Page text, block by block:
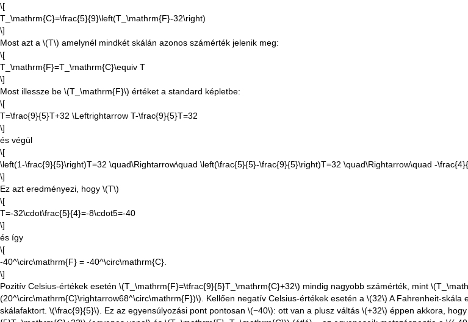
\[
T_\mathrm{C}=\frac{5}{9}\left(T_\mathrm{F}-32\right)
\]
Most azt a \(T\) amelynél mindkét skálán azonos számérték jelenik meg:
\[
T_\mathrm{F}=T_\mathrm{C}\equiv T
\]
Most illessze be \(T_\mathrm{F}\) értéket a standard képletbe:
\[
T=\frac{9}{5}T+32 \Leftrightarrow T-\frac{9}{5}T=32
\]
és végül
\[
\left(1-\frac{9}{5}\right)T=32 \quad\Rightarrow\quad \left(\frac{5}{5}-\frac{9}{5}\right)T=32 \quad\Rightarrow\quad -
\]
Ez azt eredményezi, hogy \(T\)
\[
T=-32\cdot\frac{5}{4}=-8\cdot5=-40
\]
és így
\[
-40^\circ\mathrm{F} = -40^\circ\mathrm{C}.
\]
Pozitív Celsius-értékek esetén \(T_\mathrm{F}=\tfrac{9}{5}T_\mathrm{C}+32\) mindig nagyobb számérték, mint
(20^\circ\mathrm{C}\rightarrow68^\circ\mathrm{F})\). Kellően negatív Celsius-értékek esetén a \(32\) A Fahrenheit-skála
skálafaktort. \(\frac{9}{5}\). Ez az egyensúlyozási pont pontosan \(−40\): ott van a plusz váltás \(+32\) éppen akkora,